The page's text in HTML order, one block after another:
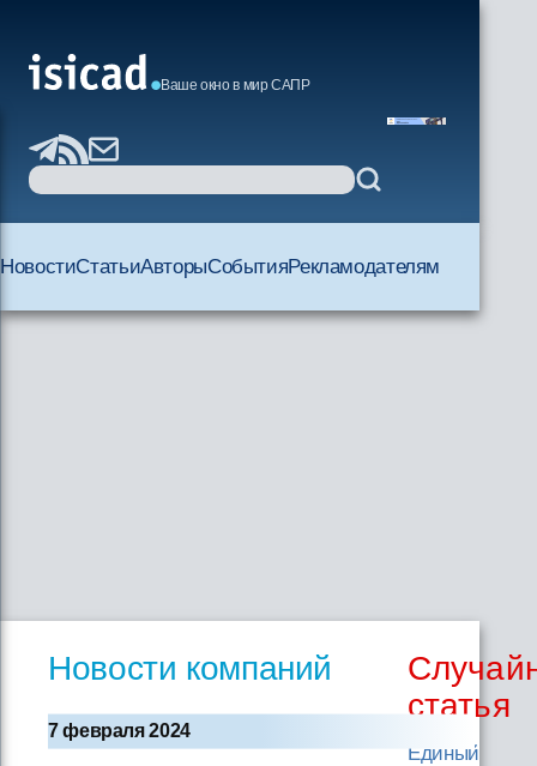
Ваше окно в мир САПР
НовостиСтатьиАвторыСобытияРекламодателям
Новости компаний
7 февраля 2024
статья
Единый